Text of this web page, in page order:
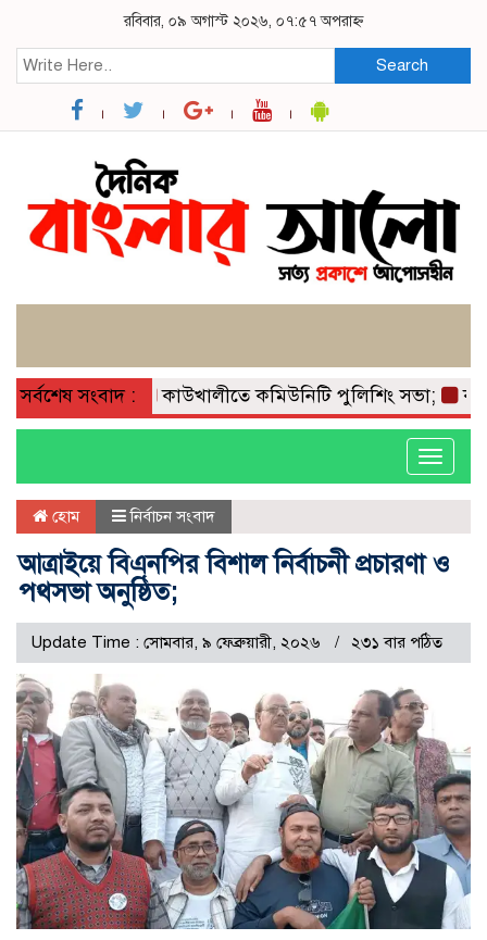
রবিবার, ০৯ অগাস্ট ২০২৬, ০৭:৫৭ অপরাহ্ন
Search
সর্বশেষ সংবাদ :কাউখালীতে কমিউনিটি পুলিশিং সভা;
Toggle
হোম নির্বাচন সংবাদ
আত্রাইয়ে বিএনপির বিশাল নির্বাচনী প্রচারণা ও
পথসভা অনুষ্ঠিত;
Update Time : সোমবার, ৯ ফেব্রুয়ারী, ২০২৬ ২৩১ বার পঠিত